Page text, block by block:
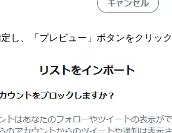
定し、「プレビュー」ボタンをクリック